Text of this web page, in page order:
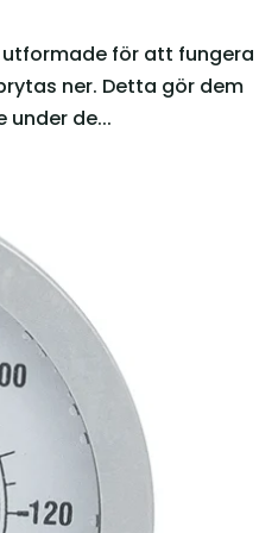
utformade för att fungera
ner. Detta gör dem
de...